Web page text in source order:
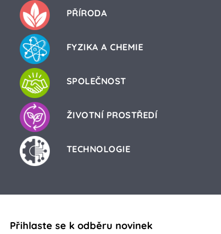
PŘÍRODA
FYZIKA A CHEMIE
SPOLEČNOST
ŽIVOTNÍ PROSTŘEDÍ
TECHNOLOGIE
Přihlaste se k odběru novinek